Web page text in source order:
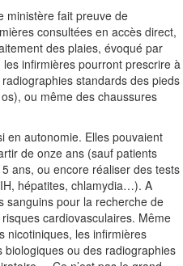
ministère fait preuve de
consultées en accès direct,
des plaies, évoqué par
infirmières pourront prescrire à
standards des pieds
ou même des chaussures
en autonomie. Elles pouvaient
de onze ans (sauf patients
ans, ou encore réaliser des tests
hépatites, chlamydia…). A
sanguins pour la recherche de
cardiovasculaires. Même
nicotiniques, les infirmières
ou des radiographies